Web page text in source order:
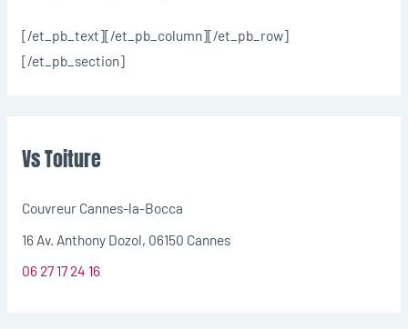
[/et_pb_text][/et_pb_column][/et_pb_row]
[/et_pb_section]
Vs Toiture
Couvreur Cannes-la-Bocca
16 Av. Anthony Dozol, 06150 Cannes
06 27 17 24 16